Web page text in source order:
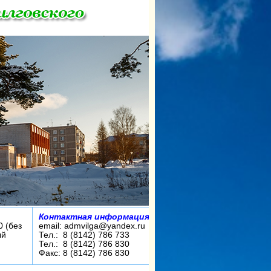
(без
Контактная информация:
email: admvilga@yandex.ru
Тел.: 8 (8142) 786 733
Тел.: 8 (8142) 786 830
Факс: 8 (8142) 786 830